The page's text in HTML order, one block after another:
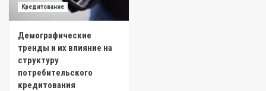
Кредитование
Демографические
тренды и их влияние на
структуру
потребительского
кредитования